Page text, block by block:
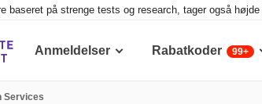
baseret på strenge tests og research, tager også
Anmeldelser Rabatkoder 99+
Services